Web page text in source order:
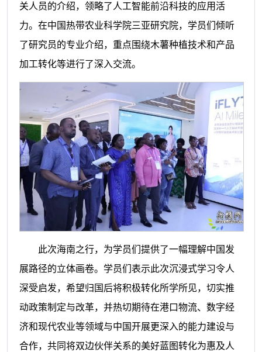
关人员的介绍，领略了人工智能前沿科技的应用活
力。在中国热带农业科学院三亚研究院，学员们倾听
了研究员的专业介绍，重点围绕木薯种植技术和产品
加工转化等进行了深入交流。
此次海南之行，为学员们提供了一幅理解中国发
展路径的立体画卷。学员们表示此次沉浸式学习令人
深受启发，希望归国后将积极转化所学所见，切实推
动政策制定与改革，并热切期待在港口物流、数字经
济和现代农业等领域与中国开展更深入的能力建设与
合作，共同将双边伙伴关系的美好蓝图转化为惠及人